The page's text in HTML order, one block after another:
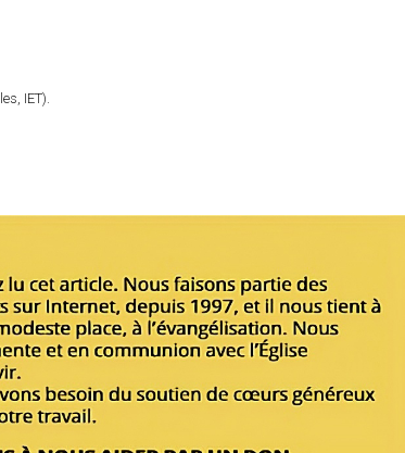
IET).